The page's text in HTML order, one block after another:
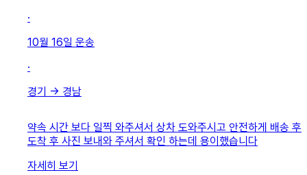
·
10월 16일 운송
·
경기 → 경남
약속 시간 보다 일찍 와주셔서 상차 도와주시고 안전하게 배송 후
도착 후 사진 보내와 주셔서 확인 하는데 용이했습니다
자세히 보기